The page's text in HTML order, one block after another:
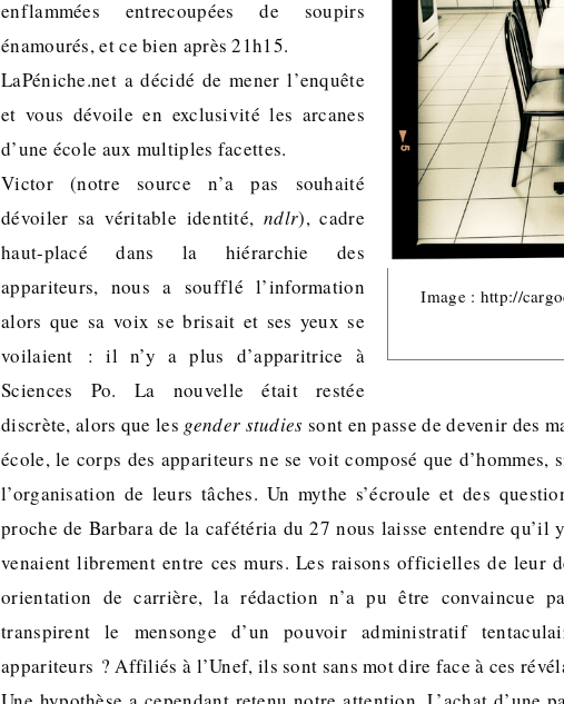
Image : http://
enflammées entrecoupées de soupirs
énamourés, et ce bien après 21h15.
LaPéniche.net a décidé de mener l’enquête
et vous dévoile en exclusivité les arcanes
d’une école aux multiples facettes.
Victor (notre source n’a pas souhaité
dévoiler sa véritable identité,ndlr), cadre
haut-placé dans la hiérarchie des
appariteurs, nous a soufflé l’information
alors que sa voix se brisait et ses yeux se
voilaient : il n’y a plus d’apparitrice à
Sciences Po. La nouvelle était restée
discrète, alors que les gender studies sont en passe de devenir des
école, le corps des appariteurs ne se voit composé que d’hommes,
l’organisation de leurs tâches. Un mythe s’écroule et des
proche de Barbara de la cafétéria du 27 nous laisse entendre
venaient librement entre ces murs. Les raisons officielles de leur
orientation de carrière, la rédaction n’a pu être convaincue
transpirent le mensonge d’un pouvoir administratif
appariteurs ? Affiliés à l’Unef, ils sont sans mot dire face à ces